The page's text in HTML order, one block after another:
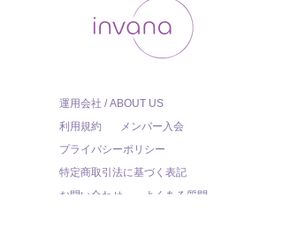
運用会社 / ABOUT US
利用規約
メンバー入会
プライバシーポリシー
特定商取引法に基づく表記
お問い合わせ
よくある質問